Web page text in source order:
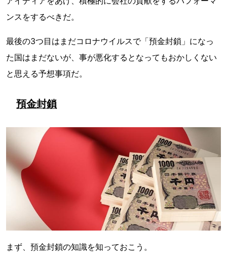
ンスをするべきだ。
最後の3つ目はまだコロナウイルスで「預金封鎖」になっ
た国はまだないが、事が悪化するとなってもおかしくない
と思える予想事項だ。
預金封鎖
まず、預金封鎖の知識を知っておこう。